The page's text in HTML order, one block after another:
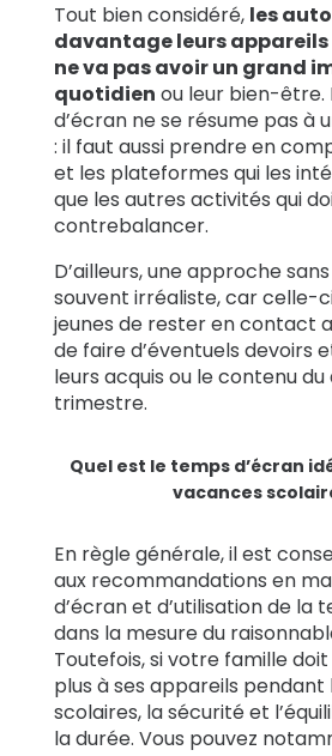
Tout bien considéré, les
davantage leurs
ne va pas avoir un grand
quotidien ou leur bien-être.
d’écran ne se résume pas à
: il faut aussi prendre en
et les plateformes qui les
que les autres activités qui
contrebalancer.
D’ailleurs, une approche
souvent irréaliste, car celle-
jeunes de rester en contact
de faire d’éventuels devoirs
leurs acquis ou le contenu
trimestre.
Quel est le temps d’écran
vacances
En règle générale, il est
aux recommandations en
d’écran et d’utilisation de la
dans la mesure du
Toutefois, si votre famille
plus à ses appareils pendant
scolaires, la sécurité et
la durée. Vous pouvez